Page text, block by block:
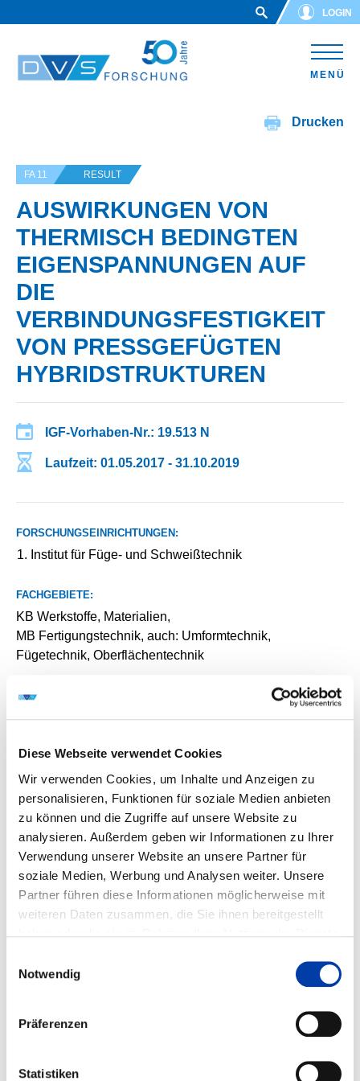
Diese Webseite verwendet Cookies
Wir verwenden Cookies, um Inhalte und Anzeigen zu
personalisieren, Funktionen für soziale Medien anbieten
zu können und die Zugriffe auf unsere Website zu
analysieren. Außerdem geben wir Informationen zu Ihrer
Verwendung unserer Website an unsere Partner für
soziale Medien, Werbung und Analysen weiter. Unsere
Partner führen diese Informationen möglicherweise mit
weiteren Daten zusammen, die Sie ihnen bereitgestellt
Notwendig
Präferenzen
Statistiken
LOGIN
MENÜ
Drucken
FA 11 RESULT
AUSWIRKUNGEN VON
THERMISCH BEDINGTEN
EIGENSPANNUNGEN AUF
DIE
VERBINDUNGSFESTIGKEIT
VON PRESSGEFÜGTEN
HYBRIDSTRUKTUREN
IGF-Vorhaben-Nr.: 19.513 N
Laufzeit: 01.05.2017 - 31.10.2019
FORSCHUNGSEINRICHTUNGEN:
Institut für Füge- und Schweißtechnik
FACHGEBIETE:
KB Werkstoffe, Materialien,
MB Fertigungstechnik, auch: Umformtechnik,
Fügetechnik, Oberflächentechnik
MA Produktionstechnologien, auch: Konstruktion
WIRTSCHAFTSZWEIGE:
Sonstiger Fahrzeugbau
28 Maschinenbau, 22 Herstellung von Gummi- und
Kunststoffwaren
der Vorteile beider Werkstoffgruppen und die damit
verbundenen, resultierenden Synergieeffekte für den
Machbarkeit wurde in der Forschung bereits bestätigt. Zur
lastpfadoptimierten Hybridstrukturen bedarf es dem